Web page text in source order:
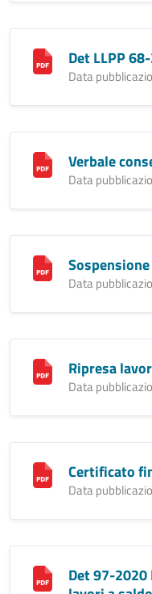
Det LLPP
Data
Verbale
Data
Data
Ripresa
Data
Certificato
Data
Det 97-2020